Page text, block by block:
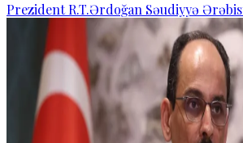
Prezident R.T.Ərdoğan Səudiyyə